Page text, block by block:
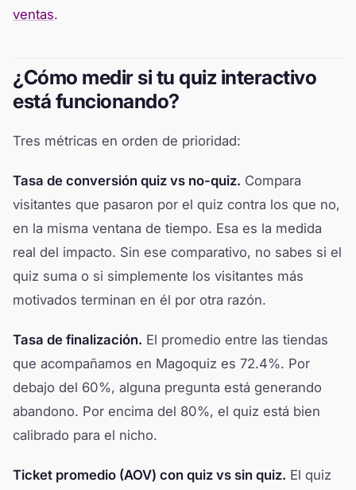
ventas.
¿Cómo medir si tu quiz interactivo
está funcionando?
Tres métricas en orden de prioridad:
Tasa de conversión quiz vs no-quiz. Compara
visitantes que pasaron por el quiz contra los que no,
en la misma ventana de tiempo. Esa es la medida
real del impacto. Sin ese comparativo, no sabes si el
quiz suma o si simplemente los visitantes más
motivados terminan en él por otra razón.
Tasa de finalización. El promedio entre las tiendas
que acompañamos en Magoquiz es 72.4%. Por
debajo del 60%, alguna pregunta está generando
abandono. Por encima del 80%, el quiz está bien
calibrado para el nicho.
Ticket promedio (AOV) con quiz vs sin quiz. El quiz